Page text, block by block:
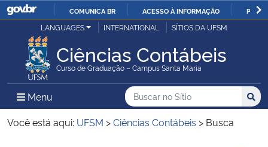
IR
O
COMUNICA BR ACESSO À INFORMAÇÃO
Ministério da Justiça e Segurança Pública
Ministério da Defesa
Ministério das Relações Exteriores
LANGUAGES INTERNATIONAL SÍTIOS DA UFSM
Ciências Contábeis
Curso de Graduação – Campus Santa Maria
Menu Menu Principal do Sítio
Busca
Buscar no no Sítio
Busca:
Você está aqui: UFSM >Ciências Contábeis > Busca